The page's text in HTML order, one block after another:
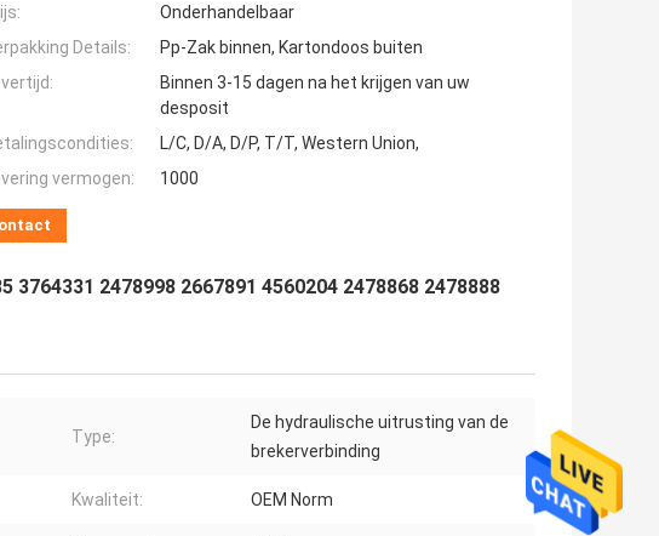
Onderhandelbaar
Details:
Pp-Zak binnen, Kartondoos buiten
Binnen 3-15 dagen na het krijgen van uw
desposit
L/C, D/A, D/P, T/T, Western Union,
vermogen:
1000
2478998 2667891 4560204 2478868 2478888
Type:
De hydraulische uitrusting van de
brekerverbinding
Kwaliteit: OEM Norm